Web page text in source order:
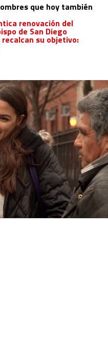
que hoy también
renovación del
de San Diego
su objetivo: